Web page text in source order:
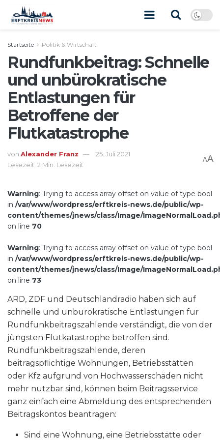
Startseite Politik & Wirtschaft
Rundfunkbeitrag: Schnelle
und unbürokratische
Entlastungen für
Betroffene der
Flutkatastrophe
von Alexander Franz
25. Juli 2021
Lesezeit: 2 Min. Lesezeit
AA
Warning: Trying to access array offset on value of type bool
in /var/www/wordpress/erftkreis-news.de/public/wp-
content/themes/jnews/class/Image/
on line 70
Warning: Trying to access array offset on value of type bool
in /var/www/wordpress/erftkreis-news.de/public/wp-
content/themes/jnews/class/Image/
on line 73
ARD, ZDF und Deutschlandradio haben sich auf
schnelle und unbürokratische Entlastungen für
Rundfunkbeitragszahlende verständigt, die von der
jüngsten Flutkatastrophe betroffen sind.
Rundfunkbeitragszahlende, deren
beitragspflichtige Wohnungen, Betriebsstätten
oder Kfz aufgrund von Hochwasserschäden nicht
mehr nutzbar sind, können beim Beitragsservice
ganz einfach eine Abmeldung des entsprechenden
Beitragskontos beantragen:
Sind eine Wohnung, eine Betriebsstätte oder